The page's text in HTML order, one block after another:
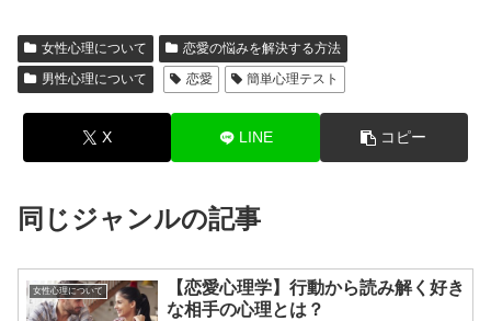
女性心理について
恋愛の悩みを解決する方法
男性心理について
恋愛 簡単心理テスト
X LINE コピー
同じジャンルの記事
女性心理について
【恋愛心理学】行動から読み解く好き
な相手の心理とは？